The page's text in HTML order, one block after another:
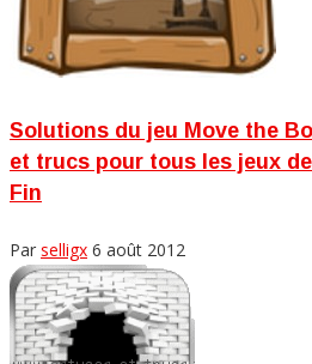
Solutions du jeu Move the
et trucs pour tous les jeux
Fin
Par selligx 6 août 2012